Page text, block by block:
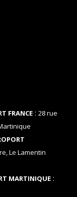
FRANCE: 28 rue
Le Lamentin
MARTINIQUE: